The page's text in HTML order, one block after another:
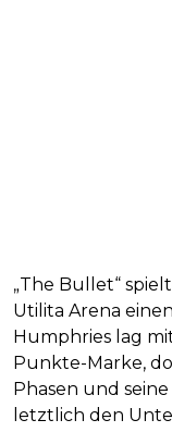
„The Bullet“
Utilita Arena
Humphries lag
Punkte-Marke,
Phasen und
letztlich den